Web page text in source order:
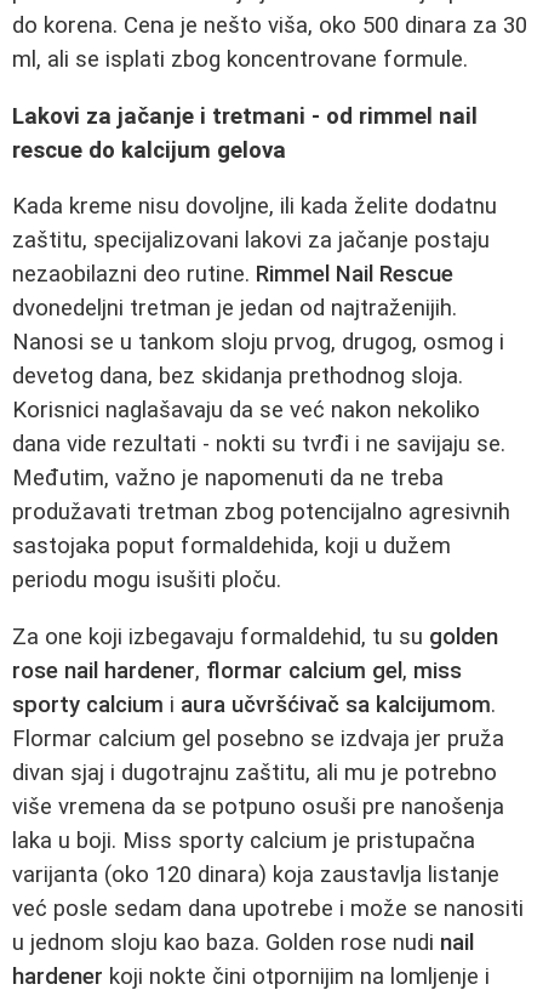
do korena. Cena je nešto viša, oko 500 dinara za 30
ml, ali se isplati zbog koncentrovane formule.
Lakovi za jačanje i tretmani - od rimmel nail
rescue do kalcijum gelova
Kada kreme nisu dovoljne, ili kada želite dodatnu
zaštitu, specijalizovani lakovi za jačanje postaju
nezaobilazni deo rutine. Rimmel Nail Rescue
dvonedeljni tretman je jedan od najtraženijih.
Nanosi se u tankom sloju prvog, drugog, osmog i
devetog dana, bez skidanja prethodnog sloja.
Korisnici naglašavaju da se već nakon nekoliko
dana vide rezultati - nokti su tvrđi i ne savijaju se.
Međutim, važno je napomenuti da ne treba
produžavati tretman zbog potencijalno agresivnih
sastojaka poput formaldehida, koji u dužem
periodu mogu isušiti ploču.
Za one koji izbegavaju formaldehid, tu su golden
rose nail hardener, flormar calcium gel , miss
sporty calcium i aura učvršćivač sa kalcijumom.
Flormar calcium gel posebno se izdvaja jer pruža
divan sjaj i dugotrajnu zaštitu, ali mu je potrebno
više vremena da se potpuno osuši pre nanošenja
laka u boji. Miss sporty calcium je pristupačna
varijanta (oko 120 dinara) koja zaustavlja listanje
već posle sedam dana upotrebe i može se nanositi
u jednom sloju kao baza. Golden rose nudi nail
hardener koji nokte čini otpornijim na lomljenje i